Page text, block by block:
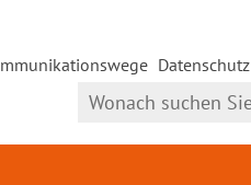
Datenschutz